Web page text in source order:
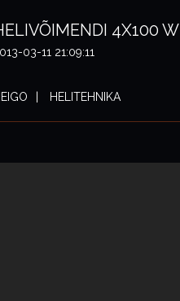
4X100 W
03-11 21:09:11
HELITEHNIKA